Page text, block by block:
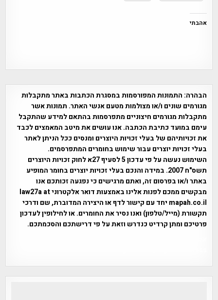
אהבתי
הבהרה: התמונות המפורסמות במסגרת הכתבות באתר מתקבלות
מגורמים שונים ו/או מצולמות מטעם אנשי האתר. תמונות אשר
מתקבלות מגורמים חיצוניים מתפרסמות בהתאם למידע שהתקבל
עימם במועד כתיבת הכתבה. אנו עושים את מיטב המאמצים לכבד
את זכויותיהם של בעלי זכויות היוצרים ומנסים ככל הניתן לאתר
בעלי זכויות יוצרים עבור שימוש בחומרים המתפרסמים.
השימוש נעשה על פי עדכון 5 לסעיף 27א לחוק זכויות היוצרים
תשס"ח 2007. במידה והנכם בעלי זכויות יוצרים בחומר המופיע
באתר ו/או בפרסום זה, ואתם מרגישים כי נפגעה זכותכם אנו
מבקשים ממכם לפנות אלינו באמצעות דואר אלקטרוני law27a at
mapah.co.il יחד עם קישור לדף או היצירה המדוברת, שם ודרכי
תקשורת (מייל/טלפון) ואנו נסיר את החומרים. או לחילופין לעדכון
פרטיכם ומתן קרדיט כנדרש וזאת על פי דרישתכם והסכמתכם.